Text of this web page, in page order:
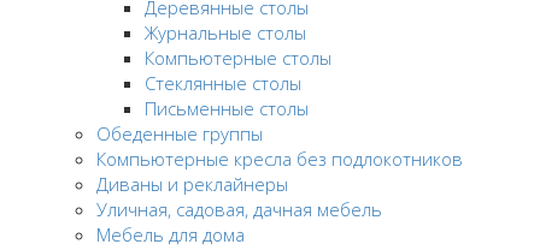
Деревянные столы
Журнальные столы
Компьютерные столы
Стеклянные столы
Письменные столы
Обеденные группы
Компьютерные кресла без подлокотников
Диваны и реклайнеры
Уличная, садовая, дачная мебель
Мебель для дома